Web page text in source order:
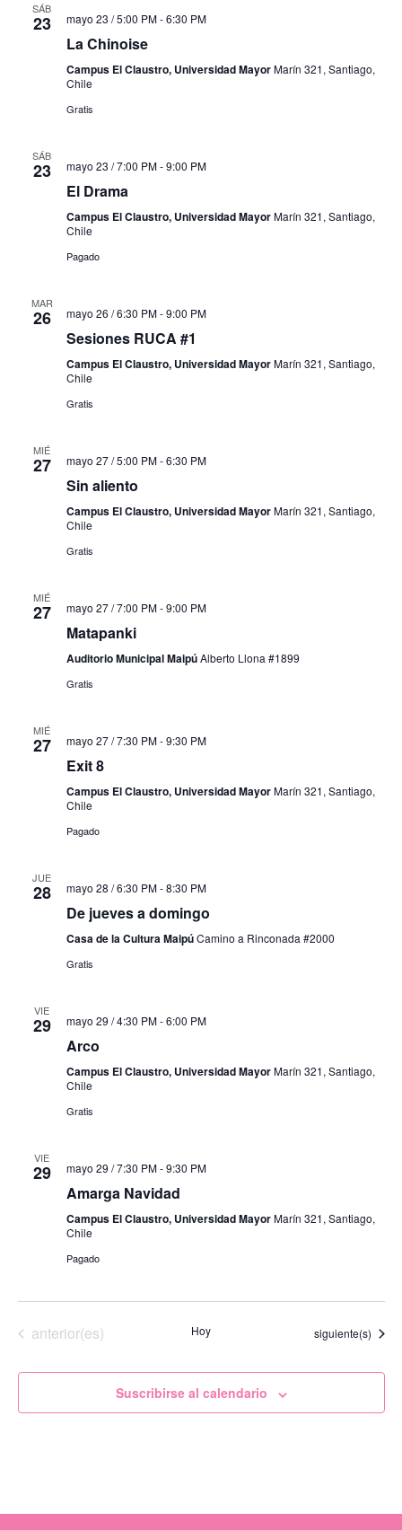
SÁB
23 mayo 23 / 5:00 PM-6:30 PM
La Chinoise
Campus El Claustro, Universidad MayorMarín 321, Santiago,
Chile
Gratis
SÁB
23 mayo 23 / 7:00 PM-9:00 PM
El Drama
Campus El Claustro, Universidad MayorMarín 321, Santiago,
Chile
Pagado
MAR
26 mayo 26 / 6:30 PM-9:00 PM
Sesiones RUCA #1
Campus El Claustro, Universidad MayorMarín 321, Santiago,
Chile
Gratis
MIÉ
27 mayo 27 / 5:00 PM-6:30 PM
Sin aliento
Campus El Claustro, Universidad MayorMarín 321, Santiago,
Chile
Gratis
MIÉ
27 mayo 27 / 7:00 PM-9:00 PM
Matapanki
Auditorio Municipal MaipúAlberto Llona #1899
Gratis
MIÉ
27 mayo 27 / 7:30 PM-9:30 PM
Exit 8
Campus El Claustro, Universidad MayorMarín 321, Santiago,
Chile
Pagado
JUE
28 mayo 28 / 6:30 PM-8:30 PM
De jueves a domingo
Casa de la Cultura MaipúCamino a Rinconada #2000
Gratis
VIE
29 mayo 29 / 4:30 PM-6:00 PM
Arco
Campus El Claustro, Universidad MayorMarín 321, Santiago,
Chile
Gratis
VIE
29 mayo 29 / 7:30 PM-9:30 PM
Amarga Navidad
Campus El Claustro, Universidad MayorMarín 321, Santiago,
Chile
Pagado
Eventos
anterior(es) Hoy Eventos
siguiente(s)
Suscribirse al calendario